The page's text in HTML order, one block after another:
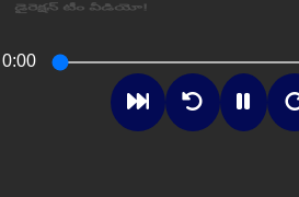
డైరెక్షన్ టీం వీడియో!
0:00